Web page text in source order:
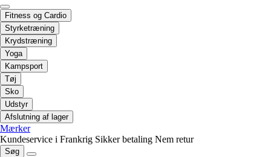
Fitness og Cardio
Styrketræning
Krydstræning
Yoga
Kampsport
Tøj
Sko
Udstyr
Afslutning af lager
Mærker
Kundeservice i Frankrig Sikker betaling Nem retur
Søg